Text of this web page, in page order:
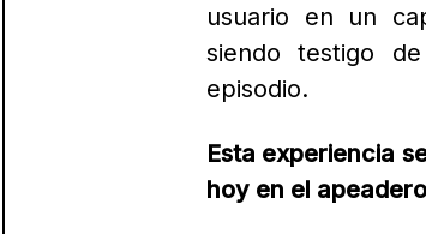
usuario en un
siendo testigo
episodio.
Esta experiencia
hoy en el